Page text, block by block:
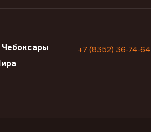
+7 (8352) 36-74-64